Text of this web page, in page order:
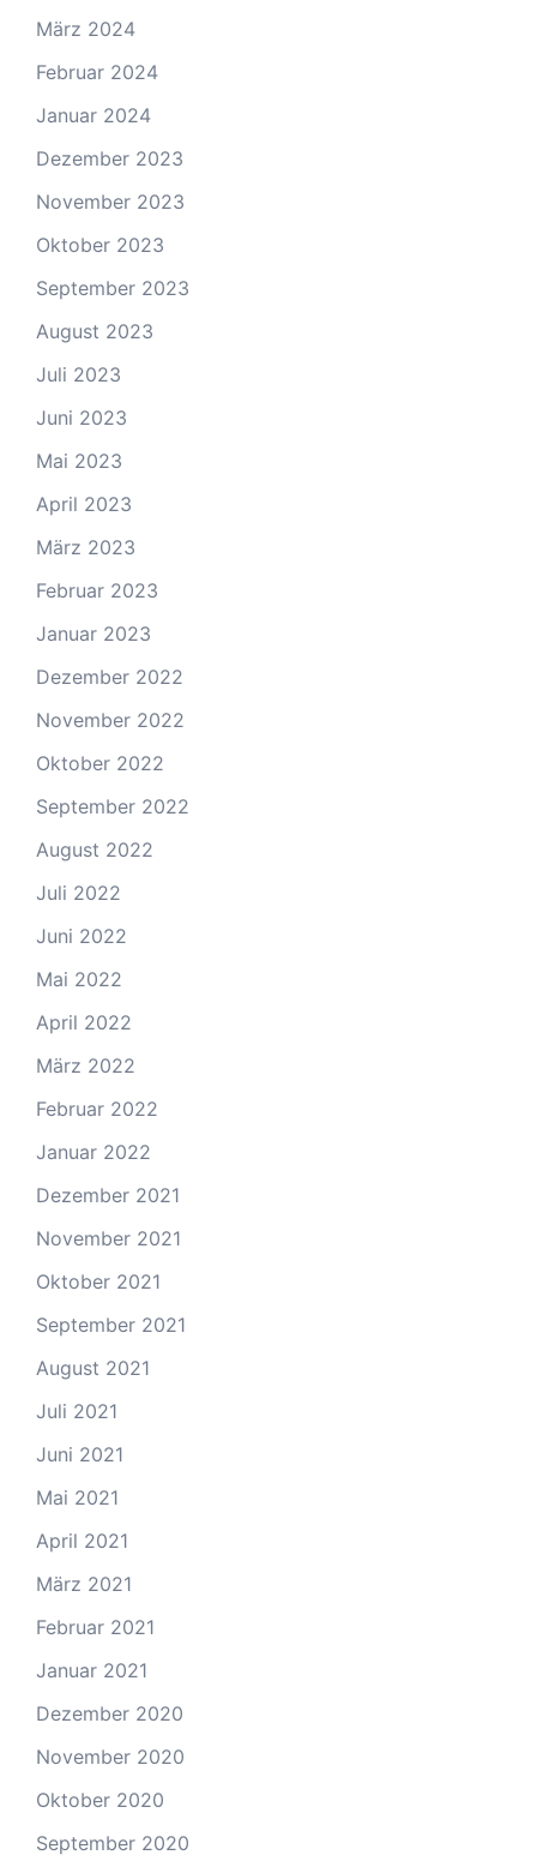
März 2024
Februar 2024
Januar 2024
Dezember 2023
November 2023
Oktober 2023
September 2023
August 2023
Juli 2023
Juni 2023
Mai 2023
April 2023
März 2023
Februar 2023
Januar 2023
Dezember 2022
November 2022
Oktober 2022
September 2022
August 2022
Juli 2022
Juni 2022
Mai 2022
April 2022
März 2022
Februar 2022
Januar 2022
Dezember 2021
November 2021
Oktober 2021
September 2021
August 2021
Juli 2021
Juni 2021
Mai 2021
April 2021
März 2021
Februar 2021
Januar 2021
Dezember 2020
November 2020
Oktober 2020
September 2020